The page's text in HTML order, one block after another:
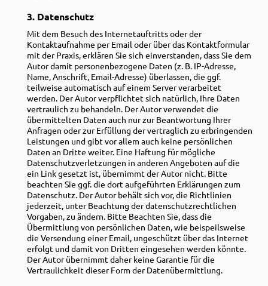
3. Datenschutz
Mit dem Besuch des Internetauftritts oder der
Kontaktaufnahme per Email oder über das Kontaktformular
mit der Praxis, erklären Sie sich einverstanden, dass Sie dem
Autor damit personenbezogene Daten (z. B. IP-Adresse,
Name, Anschrift, Email-Adresse) überlassen, die ggf.
teilweise automatisch auf einem Server verarbeitet
werden. Der Autor verpflichtet sich natürlich, Ihre Daten
vertraulich zu behandeln. Der Autor verwendet die
übermittelten Daten auch nur zur Beantwortung Ihrer
Anfragen oder zur Erfüllung der vertraglich zu erbringenden
Leistungen und gibt vor allem auch keine persönlichen
Daten an Dritte weiter. Eine Haftung für mögliche
Datenschutzverletzungen in anderen Angeboten auf die
ein Link gesetzt ist, übernimmt der Autor nicht. Bitte
beachten Sie ggf. die dort aufgeführten Erklärungen zum
Datenschutz. Der Autor behält sich vor, die Richtlinien
jederzeit, unter Beachtung der datenschutzrechtlichen
Vorgaben, zu ändern. Bitte Beachten Sie, dass die
Übermittlung von persönlichen Daten, wie beispeilsweise
die Versendung einer Email, ungeschützt über das Internet
erfolgt und damit von Dritten eingesehen werden könnte.
Der Autor übernimmt daher keine Garantie für die
Vertraulichkeit dieser Form der Datenübermittlung.